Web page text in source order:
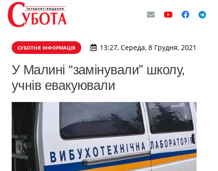
СУБОТНЯ ІНФОРМАЦІЯ 13:27, Середа, 8 Грудня, 2021
У Малині “замінували” школу,
учнів евакуювали